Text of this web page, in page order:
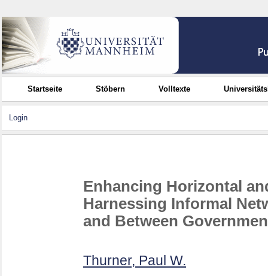
Startseite Stöbern Volltexte
Login
Enhancing Horizontal
Harnessing Informal
and Between
Thurner, Paul W.